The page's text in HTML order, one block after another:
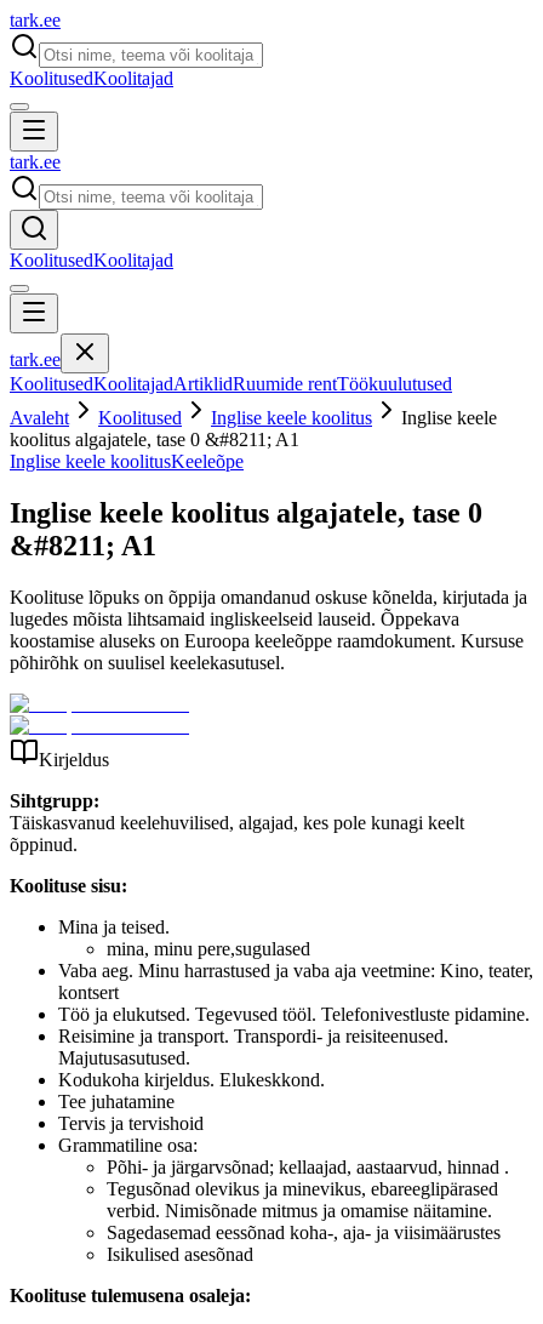
tark.ee
KoolitusedKoolitajad
tark.ee
KoolitusedKoolitajad
tark.ee
KoolitusedKoolitajadArtiklidRuumide rentTöökuulutused
Avaleht
Koolitused Inglise keele koolitus
Inglise keele
koolitus algajatele, tase 0 &#8211; A1
Inglise keele koolitusKeeleõpe
Inglise keele koolitus algajatele, tase 0
&#8211; A1
Koolituse lõpuks on õppija omandanud oskuse kõnelda, kirjutada ja
lugedes mõista lihtsamaid ingliskeelseid lauseid. Õppekava
koostamise aluseks on Euroopa keeleõppe raamdokument. Kursuse
põhirõhk on suulisel keelekasutusel.
Kirjeldus
Sihtgrupp:
Täiskasvanud keelehuvilised, algajad, kes pole kunagi keelt
õppinud.
Koolituse sisu:
Mina ja teised.
mina, minu pere,sugulased
Vaba aeg. Minu harrastused ja vaba aja veetmine: Kino, teater,
kontsert
Töö ja elukutsed. Tegevused tööl. Telefonivestluste pidamine.
Reisimine ja transport. Transpordi- ja reisiteenused.
Majutusasutused.
Kodukoha kirjeldus. Elukeskkond.
Tee juhatamine
Tervis ja tervishoid
Grammatiline osa:
Põhi- ja järgarvsõnad; kellaajad, aastaarvud, hinnad .
Tegusõnad olevikus ja minevikus, ebareeglipärased
verbid. Nimisõnade mitmus ja omamise näitamine.
Sagedasemad eessõnad koha-, aja- ja viisimäärustes
Isikulised asesõnad
Koolituse tulemusena osaleja: